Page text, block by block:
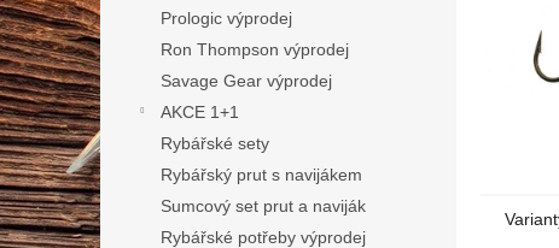
Prologic výprodej
Ron Thompson výprodej
Savage Gear výprodej
AKCE 1+1
Rybářské sety
Rybářský prut s navijákem
Sumcový set prut a naviják
Rybářské potřeby výprodej